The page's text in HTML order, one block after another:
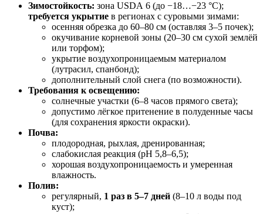
Зимостойкость: зона USDA 6 (до −18…−23 °C);
требуется укрытие в регионах с суровыми зимами:
осенняя обрезка до 60–80 см (оставляя 3–5 почек);
окучивание корневой зоны (20–30 см сухой землёй
или торфом);
укрытие воздухопроницаемым материалом
(лутрасил, спанбонд);
дополнительный слой снега (по возможности).
Требования к освещению:
солнечные участки (6–8 часов прямого света);
допустимо лёгкое притенение в полуденные часы
(для сохранения яркости окраски).
Почва:
плодородная, рыхлая, дренированная;
слабокислая реакция (pH 5,8–6,5);
хорошая воздухопроницаемость и умеренная
влажность.
Полив:
регулярный, 1 раз в 5–7 дней (8–10 л воды под
куст);